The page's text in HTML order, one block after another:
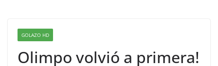
GOLAZO HD
Olimpo volvió a primera!